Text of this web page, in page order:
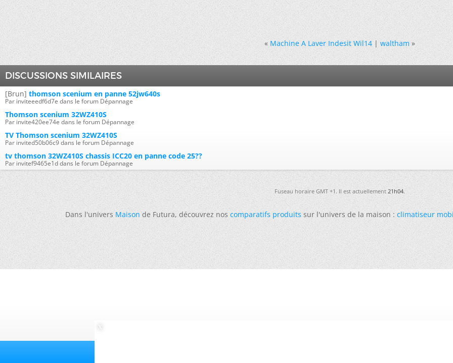
« Machine A Laver Indesit Wil14|waltham »
DISCUSSIONS SIMILAIRES
[Brun] thomson scenium en panne 52jw640s
Par inviteeedf6d7e dans le forum Dépannage
Thomson scenium 32WZ410S
Par invite420ee74e dans le forum Dépannage
TV Thomson scenium 32WZ410S
Par invited50b06c9 dans le forum Dépannage
tv thomson 32WZ410S chassis ICC20 en panne code 25??
Par invitef9465e1d dans le forum Dépannage
Fuseau horaire GMT +1. Il est actuellement21h04.
Dans l'universMaisonde Futura, découvrez noscomparatifs produitssur l'univers de la maison :climatiseur